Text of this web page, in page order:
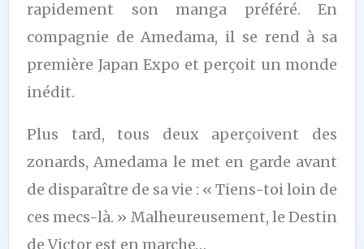
rapidement son manga préféré. En
compagnie de Amedama, il se rend à sa
première Japan Expo et perçoit un monde
inédit.
Plus tard, tous deux aperçoivent des
zonards, Amedama le met en garde avant
de disparaître de sa vie : « Tiens-toi loin de
ces mecs-là. » Malheureusement, le Destin
de Victor est en marche…